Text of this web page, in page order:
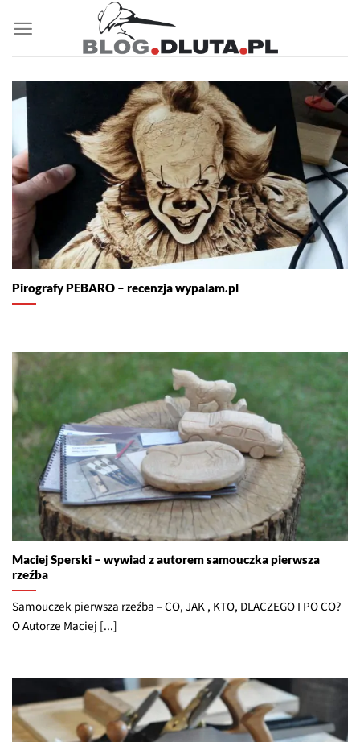
do
zawartości
Pirografy PEBARO – recenzja wypalam.pl
Maciej Sperski – wywiad z autorem samouczka pierwsza
rzeźba
Samouczek pierwsza rzeźba – CO, JAK , KTO, DLACZEGO I PO CO?
O Autorze Maciej [...]